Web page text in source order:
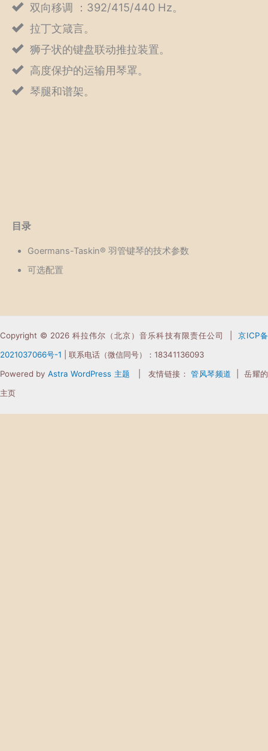
目录
Goermans-Taskin® 羽管键琴的技术参数
可选配置
双向移调 ：392/415/440 Hz。
拉丁文箴言。
狮子状的键盘联动推拉装置。
高度保护的运输用琴罩。
琴腿和谱架。
Copyright © 2026 科拉伟尔（北京）音乐科技有限责任公司 | 京ICP备
2021037066号-1 | 联系电话（微信同号）：18341136093
Powered by Astra WordPress 主题 | 友情链接：管风琴频道 | 岳耀的
主页